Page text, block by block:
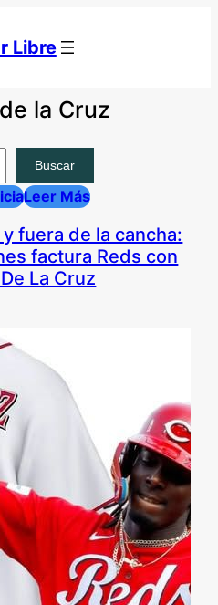
Libre
la Cruz
Buscar
Leer Más
fuera de la cancha:
factura Reds con
La Cruz